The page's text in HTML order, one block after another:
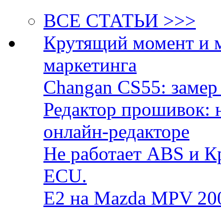
ВСЕ СТАТЬИ >>>
Крутящий момент и
маркетинга
Changan CS55:
Редактор прошивок:
онлайн-редакторе
Не работает ABS и
ECU.
E2 на Mazda MPV